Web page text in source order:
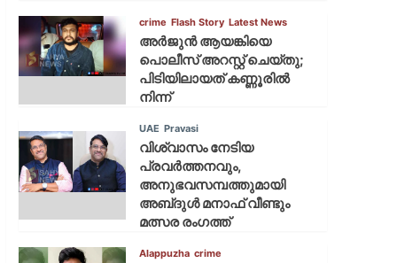
crime Flash Story Latest News
അർജുൻ ആയങ്കിയെ
പൊലീസ് അറസ്റ്റ് ചെയ്‌തു;
പിടിയിലായത് കണ്ണൂരിൽ
നിന്ന്
UAE Pravasi
വിശ്വാസം നേടിയ
പ്രവർത്തനവും,
അനുഭവസമ്പത്തുമായി
അബ്‌ദുൾ മനാഫ് വീണ്ടും
മത്സര രംഗത്ത്
Alappuzha crime